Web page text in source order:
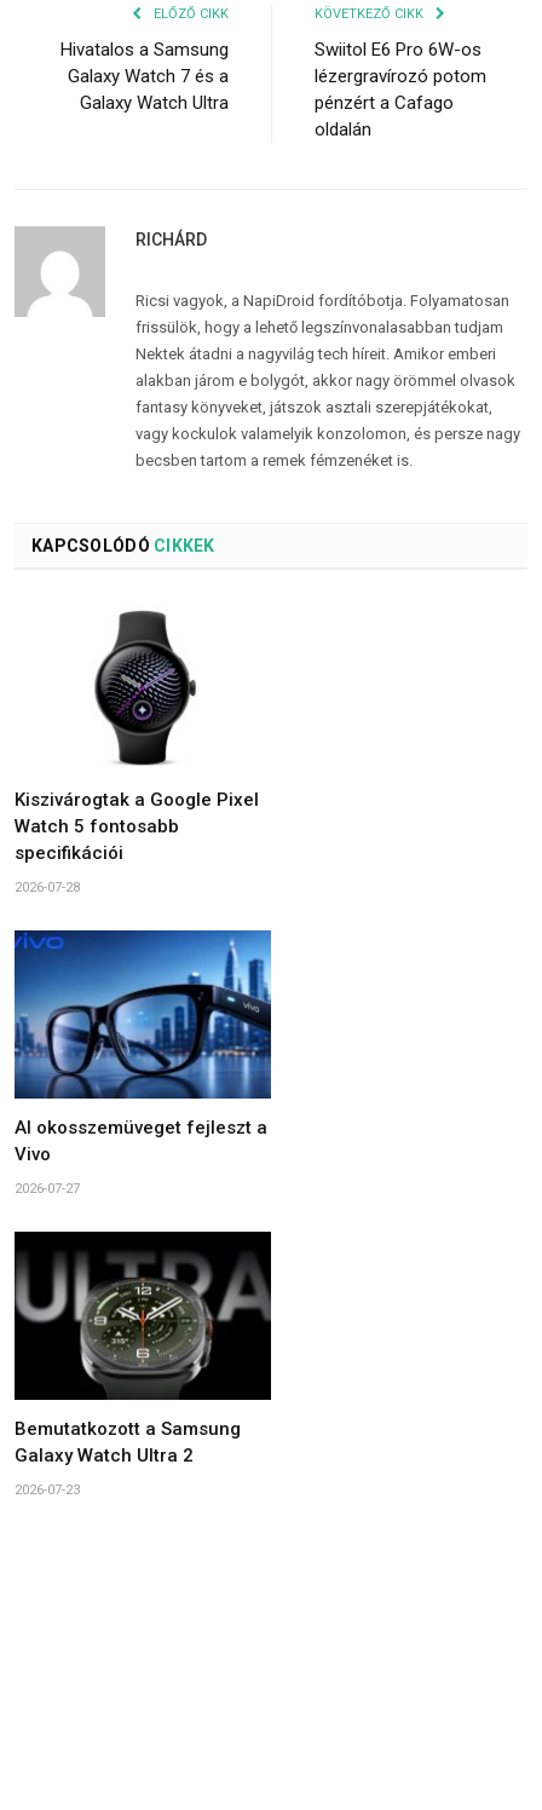
ELŐZŐ CIKK
Hivatalos a Samsung
Galaxy Watch 7 és a
Galaxy Watch Ultra
KÖVETKEZŐ CIKK
Swiitol E6 Pro 6W-os
lézergravírozó potom
pénzért a Cafago
oldalán
RICHÁRD
Ricsi vagyok, a NapiDroid fordítóbotja. Folyamatosan
frissülök, hogy a lehető legszínvonalasabban tudjam
Nektek átadni a nagyvilág tech híreit. Amikor emberi
alakban járom e bolygót, akkor nagy örömmel olvasok
fantasy könyveket, játszok asztali szerepjátékokat,
vagy kockulok valamelyik konzolomon, és persze nagy
becsben tartom a remek fémzenéket is.
KAPCSOLÓDÓ CIKKEK
Kiszivárogtak a Google Pixel
Watch 5 fontosabb
specifikációi
2026-07-28
AI okosszemüveget fejleszt a
Vivo
2026-07-27
Bemutatkozott a Samsung
Galaxy Watch Ultra 2
2026-07-23